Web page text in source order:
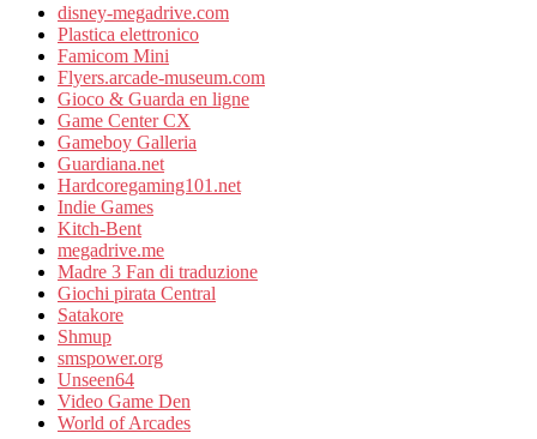
disney-megadrive.com
Plastica elettronico
Famicom Mini
Flyers.arcade-museum.com
Gioco & Guarda en ligne
Game Center CX
Gameboy Galleria
Guardiana.net
Hardcoregaming101.net
Indie Games
Kitch-Bent
megadrive.me
Madre 3 Fan di traduzione
Giochi pirata Central
Satakore
Shmup
smspower.org
Unseen64
Video Game Den
World of Arcades